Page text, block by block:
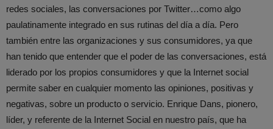
redes sociales, las conversaciones por Twitter…como algo
paulatinamente integrado en sus rutinas del día a día. Pero
también entre las organizaciones y sus consumidores, ya que
han tenido que entender que el poder de las conversaciones, está
liderado por los propios consumidores y que la Internet social
permite saber en cualquier momento las opiniones, positivas y
negativas, sobre un producto o servicio. Enrique Dans, pionero,
líder, y referente de la Internet Social en nuestro país, que ha